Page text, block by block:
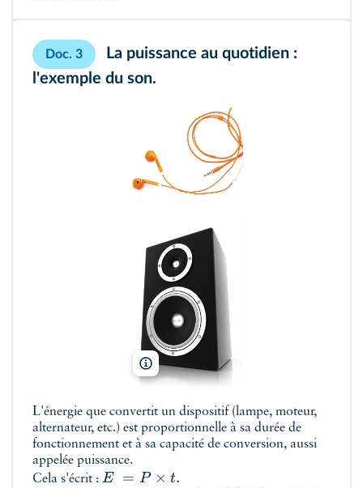
Doc. 3
La puissance au quotidien :
l'exemple du son.
Dragonskydrive/Shutterstock, martan/
L'énergie que convertit un dispositif (lampe, moteur,
alternateur, etc.) est proportionnelle à sa durée de
fonctionnement et à sa capacité de conversion, aussi
appelée puissance.
Cela s'écrit : E = P × t.